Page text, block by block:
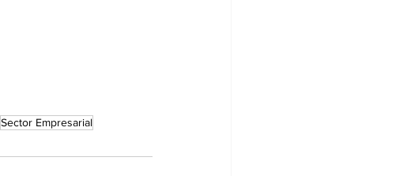
Sector Empresarial